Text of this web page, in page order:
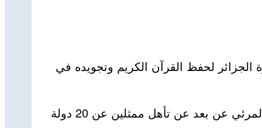
الجزائر لحفظ القرآن الكريم وتجويده في
وعرفت هذه الطبعة مشاركة أزيد من 50 دولة، فيما أسفرت التصفيات التي تمت عن طريق تقنيات التحاضر المرئي عن بعد عن تأهل ممثلين عن 20 دولة